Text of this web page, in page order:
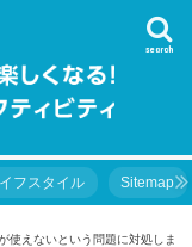
search
フスタイル Sitemap
使えないという問題に対処しま